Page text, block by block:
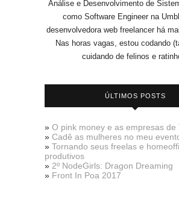
Análise e Desenvolvimento de
como Software Engineer na
desenvolvedora web freelancer há
Nas horas vagas, estou codando
cuidando de felinos e
ÚLTIMOS POSTS
» O pink money e as empresas de
» Cadê as mulheres no meu
» Tornando seus freelas e
produtivos
» 2º NodeGirls: Dragon Dreaming
» Front In Poa 2017